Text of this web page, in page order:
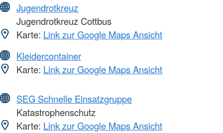
Jugendrotkreuz
Jugendrotkreuz Cottbus
Karte: Link zur Google Maps Ansicht
Kleidercontainer
Karte: Link zur Google Maps Ansicht
SEG Schnelle Einsatzgruppe
Katastrophenschutz
Karte: Link zur Google Maps Ansicht